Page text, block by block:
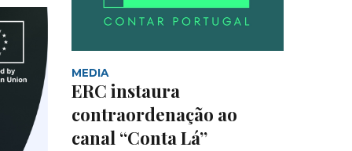
MEDIA
ERC instaura
contraordenação ao
canal “Conta Lá”